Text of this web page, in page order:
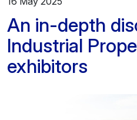
An in-depth
Industrial
exhibitors